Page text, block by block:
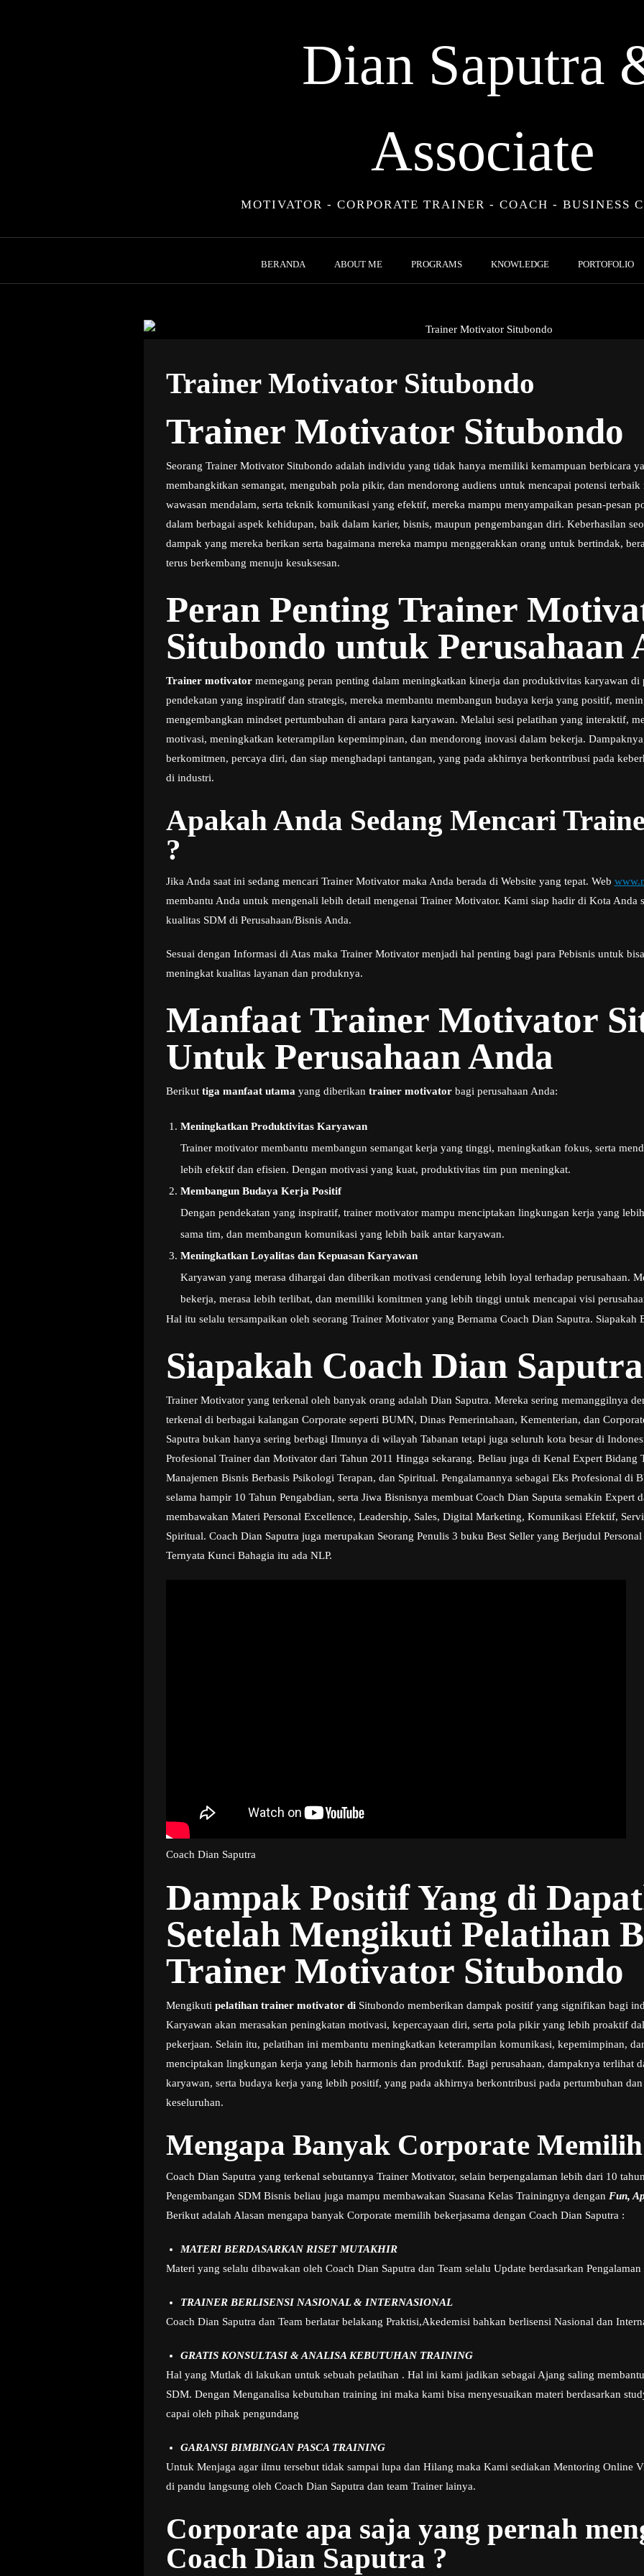
Dian Saputra
Associate
MOTIVATOR - CORPORATE TRAINER - COACH - BUSINESS
BERANDA ABOUT ME PROGRAMS KNOWLEDGE PORTOFOLIO
Trainer Motivator Situbondo
Trainer Motivator Situbondo
Seorang Trainer Motivator Situbondo adalah individu yang tidak hanya memiliki kemampuan berbicara
membangkitkan semangat, mengubah pola pikir, dan mendorong audiens untuk mencapai potensi terbaik
wawasan mendalam, serta teknik komunikasi yang efektif, mereka mampu menyampaikan pesan-pesan
dalam berbagai aspek kehidupan, baik dalam karier, bisnis, maupun pengembangan diri. Keberhasilan
dampak yang mereka berikan serta bagaimana mereka mampu menggerakkan orang untuk bertindak,
terus berkembang menuju kesuksesan.
Peran Penting Trainer
Situbondo untuk Perusahaan
Trainer motivatormemegang peran penting dalam meningkatkan kinerja dan produktivitas karyawan di
pendekatan yang inspiratif dan strategis, mereka membantu membangun budaya kerja yang positif,
mengembangkan mindset pertumbuhan di antara para karyawan. Melalui sesi pelatihan yang interaktif,
motivasi, meningkatkan keterampilan kepemimpinan, dan mendorong inovasi dalam bekerja.
berkomitmen, percaya diri, dan siap menghadapi tantangan, yang pada akhirnya berkontribusi pada
di industri.
Apakah Anda Sedang Mencari
?
Jika Anda saat ini sedang mencari Trainer Motivator maka Anda berada di Website yang tepat. Web
membantu Anda untuk mengenali lebih detail mengenai Trainer Motivator. Kami siap hadir di Kota Anda
kualitas SDM di Perusahaan/Bisnis Anda.
Sesuai dengan Informasi di Atas maka Trainer Motivator menjadi hal penting bagi para Pebisnis untuk
meningkat kualitas layanan dan produknya.
Manfaat Trainer Motivator
Untuk Perusahaan Anda
Berikut tiga manfaat utama yang diberikan trainer motivatorbagi perusahaan Anda:
Meningkatkan Produktivitas Karyawan
Trainer motivator membantu membangun semangat kerja yang tinggi, meningkatkan fokus, serta
lebih efektif dan efisien. Dengan motivasi yang kuat, produktivitas tim pun meningkat.
Membangun Budaya Kerja Positif
Dengan pendekatan yang inspiratif, trainer motivator mampu menciptakan lingkungan kerja yang
sama tim, dan membangun komunikasi yang lebih baik antar karyawan.
Meningkatkan Loyalitas dan Kepuasan Karyawan
Karyawan yang merasa dihargai dan diberikan motivasi cenderung lebih loyal terhadap perusahaan.
bekerja, merasa lebih terlibat, dan memiliki komitmen yang lebih tinggi untuk mencapai visi
Hal itu selalu tersampaikan oleh seorang Trainer Motivator yang Bernama Coach Dian Saputra. Siapakah
Siapakah Coach Dian
Trainer Motivator yang terkenal oleh banyak orang adalah Dian Saputra. Mereka sering memanggilnya
terkenal di berbagai kalangan Corporate seperti BUMN, Dinas Pemerintahaan, Kementerian, dan
Saputra bukan hanya sering berbagi Ilmunya di wilayah Tabanan tetapi juga seluruh kota besar di
Profesional Trainer dan Motivator dari Tahun 2011 Hingga sekarang. Beliau juga di Kenal Expert Bidang
Manajemen Bisnis Berbasis Psikologi Terapan, dan Spiritual. Pengalamannya sebagai Eks Profesional di
selama hampir 10 Tahun Pengabdian, serta Jiwa Bisnisnya membuat Coach Dian Saputa semakin Expert
membawakan Materi Personal Excellence, Leadership, Sales, Digital Marketing, Komunikasi Efektif,
Spiritual. Coach Dian Saputra juga merupakan Seorang Penulis 3 buku Best Seller yang Berjudul
Ternyata Kunci Bahagia itu ada NLP.
Coach Dian Saputra
Dampak Positif Yang di
Setelah Mengikuti Pelatihan
Trainer Motivator Situbondo
Mengikuti pelatihan trainer motivator di Situbondo memberikan dampak positif yang signifikan bagi
Karyawan akan merasakan peningkatan motivasi, kepercayaan diri, serta pola pikir yang lebih proaktif
pekerjaan. Selain itu, pelatihan ini membantu meningkatkan keterampilan komunikasi, kepemimpinan,
menciptakan lingkungan kerja yang lebih harmonis dan produktif. Bagi perusahaan, dampaknya terlihat
karyawan, serta budaya kerja yang lebih positif, yang pada akhirnya berkontribusi pada pertumbuhan dan
keseluruhan.
Mengapa Banyak Corporate
Coach Dian Saputra yang terkenal sebutannya Trainer Motivator, selain berpengalaman lebih dari 10
Pengembangan SDM Bisnis beliau juga mampu membawakan Suasana Kelas Trainingnya dengan Fun,
Berikut adalah Alasan mengapa banyak Corporate memilih bekerjasama dengan Coach Dian Saputra :
MATERI BERDASARKAN RISET MUTAKHIR
Materi yang selalu dibawakan oleh Coach Dian Saputra dan Team selalu Update berdasarkan
TRAINER BERLISENSI NASIONAL & INTERNASIONAL
Coach Dian Saputra dan Team berlatar belakang Praktisi,Akedemisi bahkan berlisensi Nasional dan
GRATIS KONSULTASI & ANALISA KEBUTUHAN TRAINING
Hal yang Mutlak di lakukan untuk sebuah pelatihan . Hal ini kami jadikan sebagai Ajang saling
SDM. Dengan Menganalisa kebutuhan training ini maka kami bisa menyesuaikan materi berdasarkan
capai oleh pihak pengundang
GARANSI BIMBINGAN PASCA TRAINING
Untuk Menjaga agar ilmu tersebut tidak sampai lupa dan Hilang maka Kami sediakan Mentoring Online
di pandu langsung oleh Coach Dian Saputra dan team Trainer lainya.
Corporate apa saja yang pernah
Coach Dian Saputra ?